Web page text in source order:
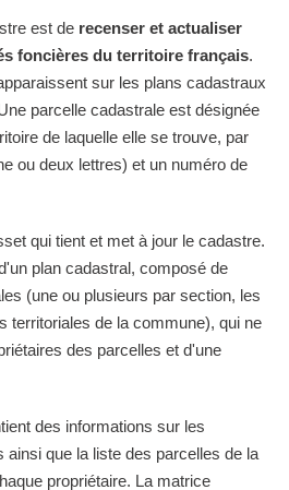
est de recenser et actualiser
foncières du territoire français.
sur les plans cadastraux
parcelle cadastrale est désignée
de laquelle elle se trouve, par
ou deux lettres) et un numéro de
qui tient et met à jour le cadastre.
plan cadastral, composé de
(une ou plusieurs par section, les
territoriales de la commune), qui ne
des parcelles et d'une
des informations sur les
ainsi que la liste des parcelles de la
propriétaire. La matrice